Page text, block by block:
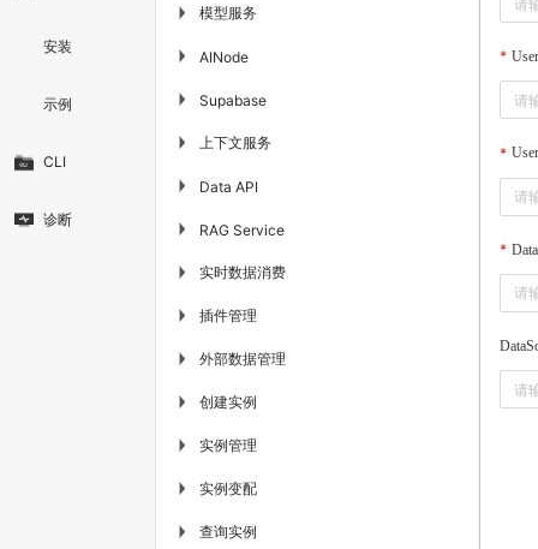
安装
示例
CLI
诊断
▶ 模型服务
▶ AINode
▶ Supabase
▶ 上下文服务
▶ Data API
▶ RAG Service
▶ 实时数据消费
▶ 插件管理
▶ 外部数据管理
▶ 创建实例
▶ 实例管理
▶ 实例变配
▶ 查询实例